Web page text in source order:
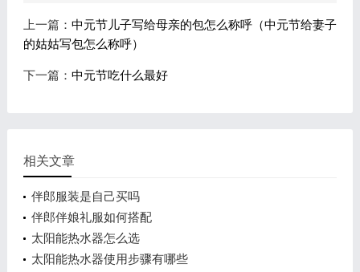
上一篇： 中元节儿子写给母亲的包怎么称呼（中元节给妻子
的姑姑写包怎么称呼）
下一篇： 中元节吃什么最好
相关文章
伴郎服装是自己买吗
伴郎伴娘礼服如何搭配
太阳能热水器怎么选
太阳能热水器使用步骤有哪些